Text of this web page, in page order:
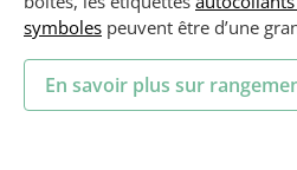
symboles peuvent être d’une
En savoir plus sur